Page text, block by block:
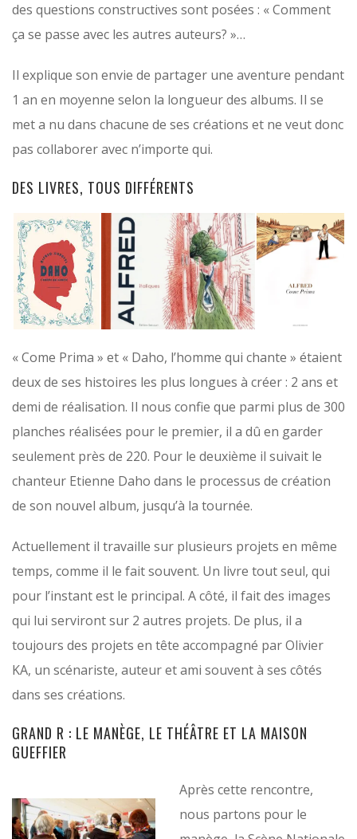
des questions constructives sont posées : « Comment
ça se passe avec les autres auteurs? »…
Il explique son envie de partager une aventure pendant
1 an en moyenne selon la longueur des albums. Il se
met a nu dans chacune de ses créations et ne veut donc
pas collaborer avec n’importe qui.
DES LIVRES, TOUS DIFFÉRENTS
« Come Prima » et « Daho, l’homme qui chante » étaient
deux de ses histoires les plus longues à créer : 2 ans et
demi de réalisation. Il nous confie que parmi plus de 300
planches réalisées pour le premier, il a dû en garder
seulement près de 220. Pour le deuxième il suivait le
chanteur Etienne Daho dans le processus de création
de son nouvel album, jusqu’à la tournée.
Actuellement il travaille sur plusieurs projets en même
temps, comme il le fait souvent. Un livre tout seul, qui
pour l’instant est le principal. A côté, il fait des images
qui lui serviront sur 2 autres projets. De plus, il a
toujours des projets en tête accompagné par Olivier
KA, un scénariste, auteur et ami souvent à ses côtés
dans ses créations.
GRAND R : LE MANÈGE, LE THÉÂTRE ET LA MAISON
GUEFFIER
Après cette rencontre,
nous partons pour le